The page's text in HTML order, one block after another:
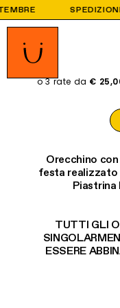
SPEDIZIONI IN
Orecchino
festa realizzato
TUTTI GLI
ESSERE
Materiali: